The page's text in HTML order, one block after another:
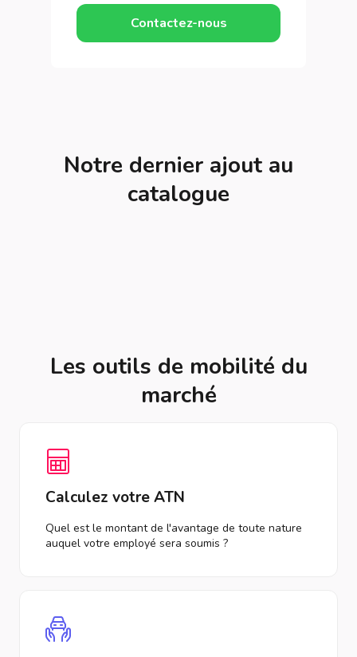
Contactez-nous
Notre dernier ajout au
catalogue
Les outils de mobilité du
marché
Calculez votre ATN
Quel est le montant de l'avantage de toute nature
auquel votre employé sera soumis ?